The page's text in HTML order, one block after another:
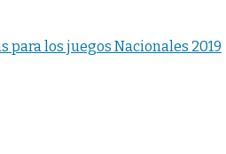
para los juegos Nacionales 2019